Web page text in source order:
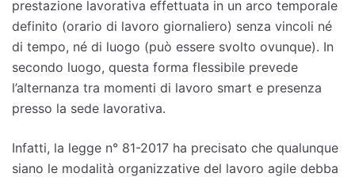
prestazione lavorativa effettuata in un arco temporale
definito (orario di lavoro giornaliero) senza vincoli né
di tempo, né di luogo (può essere svolto ovunque). In
secondo luogo, questa forma flessibile prevede
l’alternanza tra momenti di lavoro smart e presenza
presso la sede lavorativa.
Infatti, la legge n° 81-2017 ha precisato che qualunque
siano le modalità organizzative del lavoro agile debba